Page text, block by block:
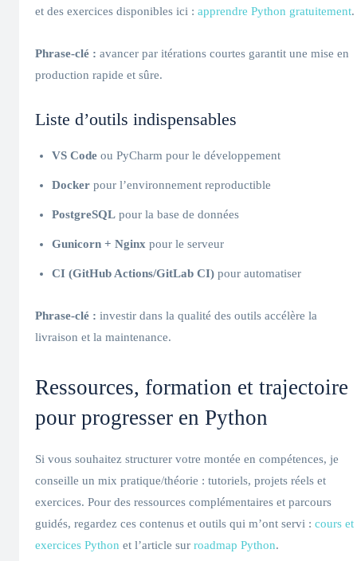
et des exercices disponibles ici : apprendre Python gratuitement.
Phrase-clé : avancer par itérations courtes garantit une mise en
production rapide et sûre.
Liste d’outils indispensables
VS Code ou PyCharm pour le développement
Docker pour l’environnement reproductible
PostgreSQL pour la base de données
Gunicorn + Nginx pour le serveur
CI (GitHub Actions/GitLab CI) pour automatiser
Phrase-clé : investir dans la qualité des outils accélère la
livraison et la maintenance.
Ressources, formation et trajectoire
pour progresser en Python
Si vous souhaitez structurer votre montée en compétences, je
conseille un mix pratique/théorie : tutoriels, projets réels et
exercices. Pour des ressources complémentaires et parcours
guidés, regardez ces contenus et outils qui m’ont servi : cours et
exercices Python et l’article sur roadmap Python.